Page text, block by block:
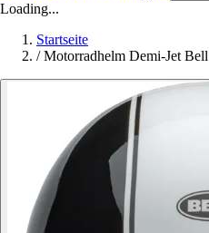
Loading...
Startseite
/ Motorradhelm Demi-Jet